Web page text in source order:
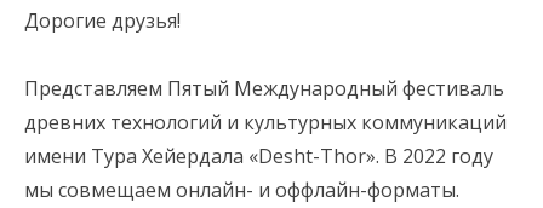
Дорогие друзья!
Представляем Пятый Международный фестиваль
древних технологий и культурных коммуникаций
имени Тура Хейердала «Desht-Thor». В 2022 году
мы совмещаем онлайн- и оффлайн-форматы.